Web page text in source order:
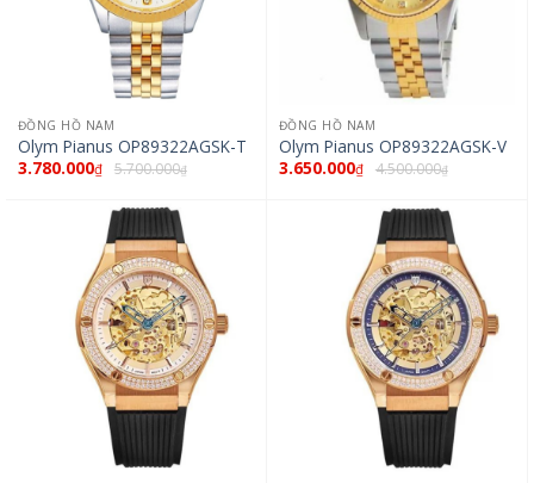
ĐỒNG HỒ NAM
Olym Pianus OP89322AGSK-T
3.780.000₫ 5.700.000₫
ĐỒNG HỒ NAM
Olym Pianus OP89322AGSK-V
3.650.000₫ 4.500.000₫